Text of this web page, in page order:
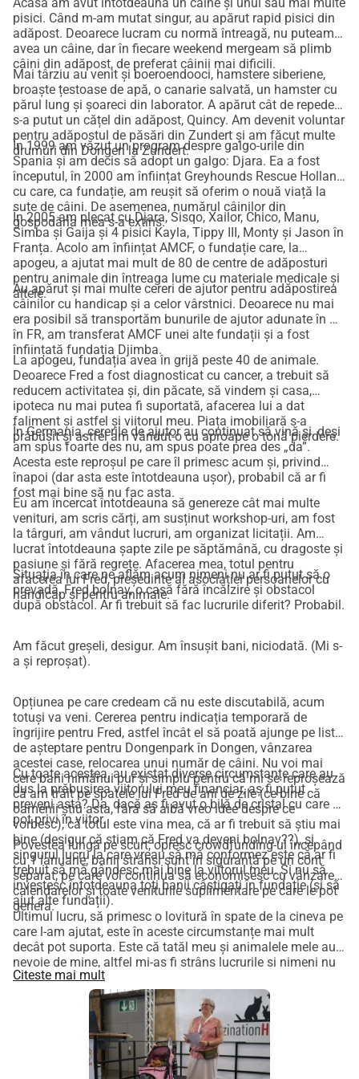
scaunul cu rotile al lui Fred, deoarece din cauza cancerului
și a doi vertebre rupte, el abia mai poate merge.
Plasarea câinilor în altă parte este practic imposibilă: acolo
sunt Mila, o galgo cu trei picioare și Sofie, o cățea fără păr,
ambele având frică de oamenii străini și putând fi
mângâiate și îngrijite doar de Betty, Aimi, o ciobănescă cu
dizabilități și frică de tot, în afară de oameni, Dana, cu
incontinență cronică, Heidi, cu o inflamație cronică a vulvei,
Cleo, o câine orbă, Luna, care și-a petrecut viața într-un
subsol întunecat și aproape că nu mai vede, Elfie, cu un
istoric de abuz ... toți au un coș greu de purtat. Cu toate
acestea, împreună formează o haită puternică și stabilă;
câinii se susțin reciproc în mod semnificativ.
Datorită îngrijirii soțului ei, Betty nu poate lucra cu normă
întreagă și venitul redus rezultat și vârsta soțului ei fac ca
ei să nu mai poată obține un credit.
Prin vânzarea casei, speră, desigur, să poată finanța o parte
din ea singuri - iar Betty nu este cineva care să nu
contribuie singură: ea își vinde lucrurile personale,
proiectează designuri și fiecare euro contează. Cu toate
acestea, știu că toate acestea înseamnă doar singure
niciodată pentru o altă casă.
Ajutați animalele Djimba, precum și pe Betty și Fred, să nu
ajungă pe stradă.
Website: www.djimba.com
Email: gnadenhofdjimba@gmail.com
Cont bancar: NL09INGB0006021327 Stiftung Djimba sau
DE61 5866 0101 0004 8208 23 Gnadenhof Djimba
Paypal: gnadenhofdjimba@gmail.com
pisici. Când m-am mutat singur, au apărut rapid pisici din
adăpost. Deoarece lucram cu normă întreagă, nu puteam
avea un câine, dar în fiecare weekend mergeam să plimb
câini din adăpost, de preferat câinii mai dificili.
Mai târziu au venit și boeroendooci, hamstere siberiene,
broaște țestoase de apă, o canarie salvată, un hamster cu
părul lung și șoareci din laborator. A apărut cât de repede
s-a putut un cățel din adăpost, Quincy. Am devenit voluntar
pentru adăpostul de păsări din Zundert și am făcut multe
drumuri din Dongen la Zundert.
În 1999 am văzut un program despre galgo-urile din
Spania și am decis să adopt un galgo: Djara. Ea a fost
începutul, în 2000 am înființat Greyhounds Rescue Holland,
cu care, ca fundație, am reușit să oferim o nouă viață la
sute de câini. De asemenea, numărul câinilor din
gospodăria mea s-a extins.
În 2005 am plecat cu Djara, Sisqo, Xailor, Chico, Manu,
Simba și Gaija și 4 pisici Kayla, Tippy III, Monty și Jason în
Franța. Acolo am înființat AMCF, o fundație care, la
apogeu, a ajutat mai mult de 80 de centre de adăposturi
pentru animale din întreaga lume cu materiale medicale și
altele.
Au apărut și mai multe cereri de ajutor pentru adăpostirea
câinilor cu handicap și a celor vârstnici. Deoarece nu mai
era posibil să transportăm bunurile de ajutor adunate în NL
în FR, am transferat AMCF unei alte fundații și a fost
înființată fundația Djimba.
La apogeu, fundația avea în grijă peste 40 de animale.
Deoarece Fred a fost diagnosticat cu cancer, a trebuit să
reducem activitatea și, din păcate, să vindem și casa,
ipoteca nu mai putea fi suportată, afacerea lui a dat
faliment și astfel și viitorul meu. Piața imobiliară s-a
prăbușit și astfel am vândut-o cu aproape o tonă pierdere.
În Germania, cererile de ajutor au continuat să vină și, deși
am spus foarte des nu, am spus poate prea des „da”.
Acesta este reproșul pe care îl primesc acum și, privind
înapoi (dar asta este întotdeauna ușor), probabil că ar fi
fost mai bine să nu fac asta.
Eu am încercat întotdeauna să genereze cât mai multe
venituri, am scris cărți, am susținut workshop-uri, am fost
la târguri, am vândut lucruri, am organizat licitații. Am
lucrat întotdeauna șapte zile pe săptămână, cu dragoste și
pasiune și fără regrete. Afacerea mea, totul pentru
afacerea lui Fred, președinte al asociației persoanelor cu
handicap și pentru animale.
Situația în care ne aflăm acum nimeni nu ar fi putut să o
prevadă, Fred bolnav, o casă fără încălzire și obstacol
după obstacol. Ar fi trebuit să fac lucrurile diferit? Probabil.
Am făcut greșeli, desigur. Am însușit bani, niciodată. (Mi s-
a și reproșat).
Opțiunea pe care credeam că nu este discutabilă, acum
totuși va veni. Cererea pentru indicația temporară de
îngrijire pentru Fred, astfel încât el să poată ajunge pe lista
de așteptare pentru Dongenpark în Dongen, vânzarea
acestei case, relocarea unui număr de câini. Nu voi mai
cere bani nimănui pur și simplu pentru că mi se reproșează
că am trăit pe spatele lui Fred de ani de zile (ce bine că
oamenii știu asta, fără să aibă vreo idee despre ce
vorbesc), că totul este vina mea, că ar fi trebuit să știu mai
bine (desigur că știam că Fred va deveni bolnav??), și
singurul lucru la care vreau să mă conformez este că ar fi
trebuit să mă gândesc mai bine la viitorul meu. Și nu să
investesc întotdeauna toți banii câștigați în fundație (și să
ajut alte fundații).
Cu toate acestea, au existat diverse circumstanțe care au
dus la prăbușirea viitorului meu financiar, aș fi putut
preveni asta? Da, dacă aș fi avut o bilă de cristal cu care să
pot privi în viitor.
Povestea lungă pe scurt, opresc crowdfunding-ul începând
cu 1 ianuarie, banii strânși sunt în siguranță pe un cont
separat, pe care voi continua să economisesc cu vânzarea
calendarelor și toate veniturile suplimentare pe care le pot
genera.
Ultimul lucru, să primesc o lovitură în spate de la cineva pe
care l-am ajutat, este în aceste circumstanțe mai mult
decât pot suporta. Este că tatăl meu și animalele mele au
nevoie de mine, altfel mi-aș fi strâns lucrurile și nimeni nu
ar mai fi auzit vreodată de mine. Uneori, prea mult este pur
și simplu prea mult.
Citeste mai mult